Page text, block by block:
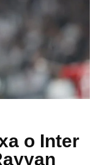
o Inter